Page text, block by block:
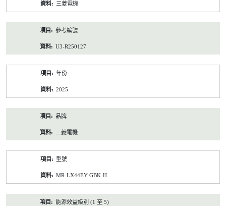
三菱電機
參考編號
U3-R250127
年份
2025
品牌
三菱電機
型號
MR-LX44EY-GBK-H
能源效益級別 (1 至 5)